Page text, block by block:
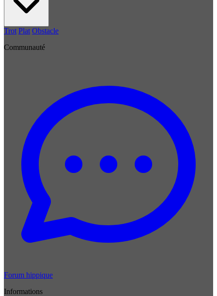
Trot Plat Obstacle
Communauté
Forum hippique
Informations